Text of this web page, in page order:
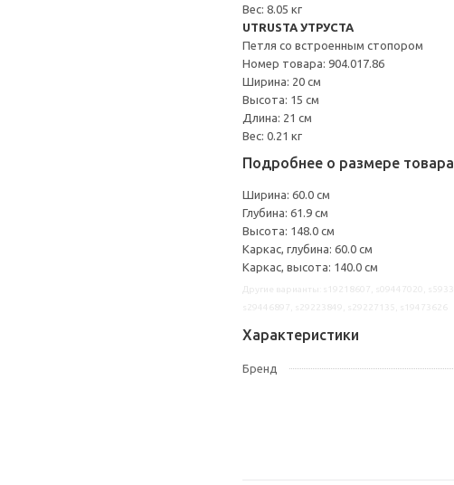
Вес: 8.05 кг
UTRUSTA УТРУСТА
Петля со встроенным стопором
Номер товара: 904.017.86
Ширина: 20 см
Высота: 15 см
Длина: 21 см
Вес: 0.21 кг
Подробнее о размере товара
Ширина: 60.0 см
Глубина: 61.9 см
Высота: 148.0 см
Каркас, глубина: 60.0 см
Каркас, высота: 140.0 см
Характеристики
Бренд